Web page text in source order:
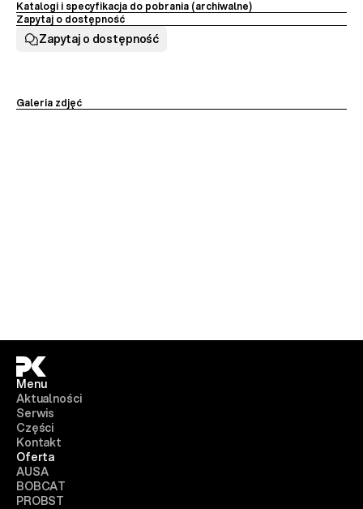
Katalogi i specyfikacja do pobrania (archiwalne)
Zapytaj o dostępność
Zapytaj o dostępność
Galeria zdjęć
Menu
Aktualności
Serwis
Części
Kontakt
Oferta
AUSA
BOBCAT
PROBST